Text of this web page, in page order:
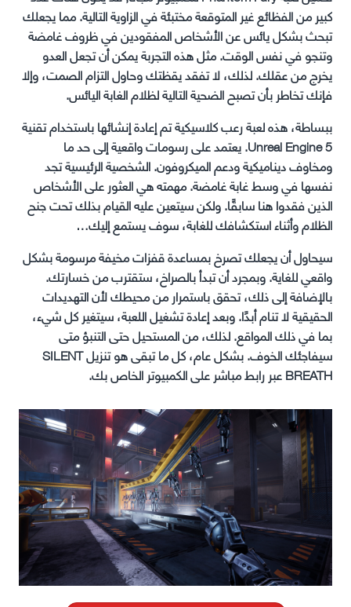
كبير من الفظائع غير المتوقعة مختبئة في الزاوية التالية. مما يجعلك
تبحث بشكل يائس عن الأشخاص المفقودين في ظروف غامضة
وتنجو في نفس الوقت. مثل هذه التجربة يمكن أن تجعل العدو
يخرج من عقلك. لذلك، لا تفقد يقظتك وحاول التزام الصمت، وإلا
فإنك تخاطر بأن تصبح الضحية التالية لظلام الغابة اليائس.
ببساطة، هذه لعبة رعب كلاسيكية تم إعادة إنشائها باستخدام تقنية
Unreal Engine 5. يعتمد على رسومات واقعية إلى حد ما
ومخاوف ديناميكية ودعم الميكروفون. الشخصية الرئيسية تجد
نفسها في وسط غابة غامضة. مهمته هي العثور على الأشخاص
الذين فقدوا هنا سابقًا. ولكن سيتعين عليه القيام بذلك تحت جنح
الظلام وأثناء استكشافك للغابة، سوف يستمع إليك…
سيحاول أن يجعلك تصرخ بمساعدة قفزات مخيفة مرسومة بشكل
واقعي للغاية. وبمجرد أن تبدأ بالصراخ، ستقترب من خسارتك.
بالإضافة إلى ذلك، تحقق باستمرار من محيطك لأن التهديدات
الحقيقية لا تنام أبدًا. وبعد إعادة تشغيل اللعبة، سيتغير كل شيء،
بما في ذلك المواقع. لذلك، من المستحيل حتى التنبؤ متى
سيفاجئك الخوف. بشكل عام، كل ما تبقى هو تنزيل SILENT
BREATH عبر رابط مباشر على الكمبيوتر الخاص بك.